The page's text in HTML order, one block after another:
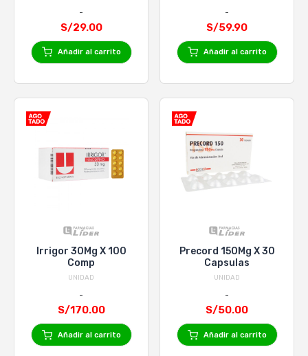
S/29.00
Añadir al carrito
S/59.90
Añadir al carrito
Irrigor 30Mg X 100
Comp
UNIDAD
S/170.00
Añadir al carrito
Precord 150Mg X 30
Capsulas
UNIDAD
S/50.00
Añadir al carrito